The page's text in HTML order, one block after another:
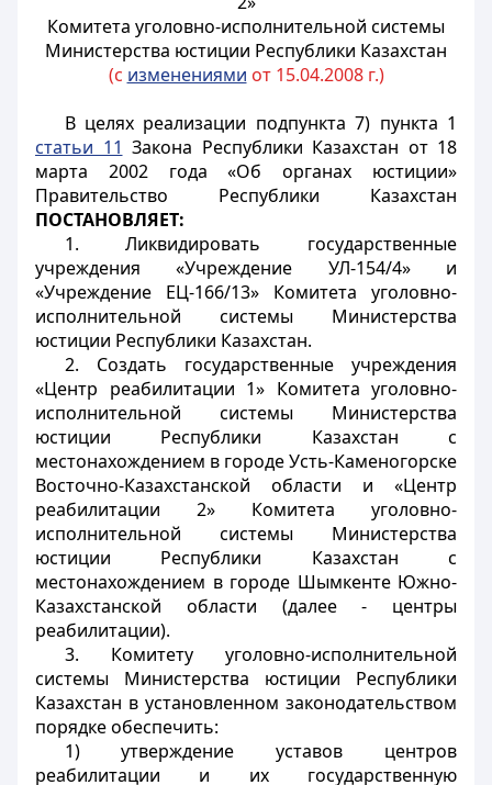
Комитета уголовно-исполнительной системы
Министерства юстиции Республики Казахстан
(с изменениями от 15.04.2008 г.)
В целях реализации подпункта 7) пункта 1
статьи 11 Закона Республики Казахстан от 18
марта 2002 года «Об органах юстиции»
Правительство Республики Казахстан
ПОСТАНОВЛЯЕТ:
1. Ликвидировать государственные
учреждения «Учреждение УЛ-154/4» и
«Учреждение ЕЦ-166/13» Комитета уголовно-
исполнительной системы Министерства
юстиции Республики Казахстан.
2. Создать государственные учреждения
«Центр реабилитации 1» Комитета уголовно-
исполнительной системы Министерства
юстиции Республики Казахстан с
местонахождением в городе Усть-Каменогорске
Восточно-Казахстанской области и «Центр
реабилитации 2» Комитета уголовно-
исполнительной системы Министерства
юстиции Республики Казахстан с
местонахождением в городе Шымкенте Южно-
Казахстанской области (далее - центры
реабилитации).
3. Комитету уголовно-исполнительной
системы Министерства юстиции Республики
Казахстан в установленном законодательством
порядке обеспечить:
1) утверждение уставов центров
реабилитации и их государственную